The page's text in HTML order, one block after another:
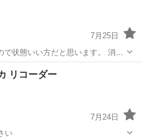
7月25日
状態いい方だと思います。 消毒
い説明書付
器、笛、ハーモニカ
鍵盤ハーモニカ リコーダー
7月24日
い